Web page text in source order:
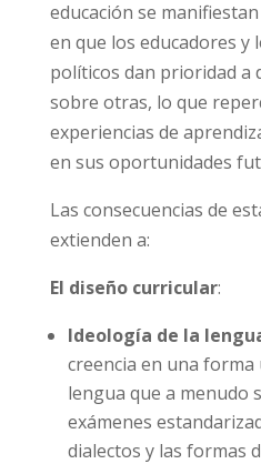
educación se
en que los educadores y
políticos dan prioridad a
sobre otras, lo que
experiencias de
en sus oportunidades
Las consecuencias de
extienden a:
El diseño curricular:
Ideología de la
creencia en una forma
lengua que a menudo
exámenes
dialectos y las formas